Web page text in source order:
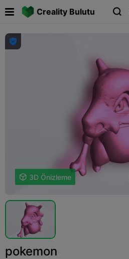
Creality Bulutu 

 3D Önizleme
pokemon